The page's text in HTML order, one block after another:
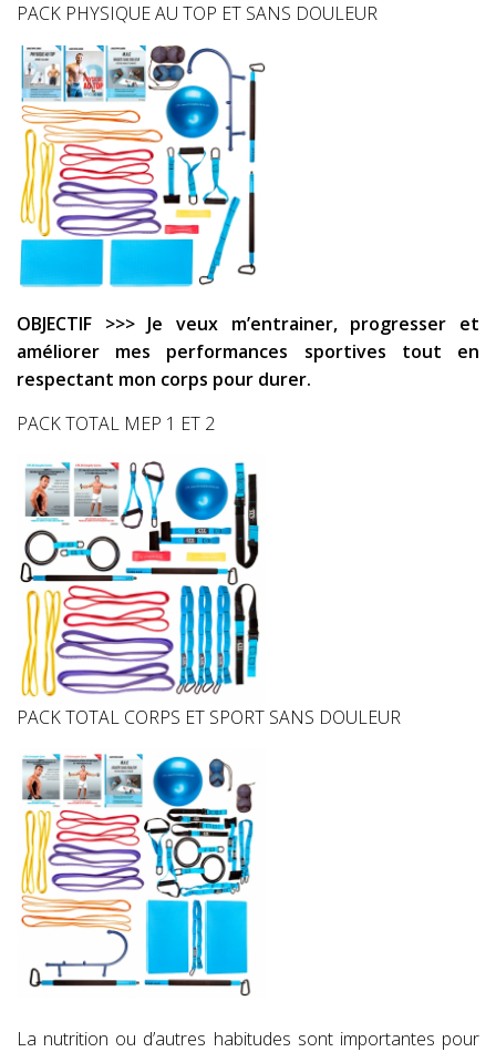
PACK PHYSIQUE AU TOP ET SANS DOULEUR
OBJECTIF >>> Je veux m’entrainer, progresser et
améliorer mes performances sportives tout en
respectant mon corps pour durer.
PACK TOTAL MEP 1 ET 2
PACK TOTAL CORPS ET SPORT SANS DOULEUR
La nutrition ou d’autres habitudes sont importantes pour